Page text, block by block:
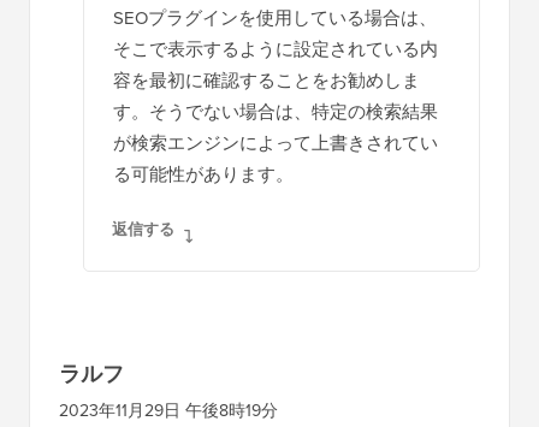
SEOプラグインを使用している場合は、
そこで表示するように設定されている内
容を最初に確認することをお勧めしま
す。そうでない場合は、特定の検索結果
が検索エンジンによって上書きされてい
る可能性があります。
返信する
ラルフ
2023年11月29日 午後8時19分